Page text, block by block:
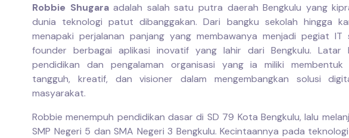
Robbie Shugaraadalah salah satu putra daerah Bengkulu yang
dunia teknologi patut dibanggakan. Dari bangku sekolah hingga
menapaki perjalanan panjang yang membawanya menjadi pegiat IT
founder berbagai aplikasi inovatif yang lahir dari Bengkulu. Latar
pendidikan dan pengalaman organisasi yang ia miliki membentuk
tangguh, kreatif, dan visioner dalam mengembangkan solusi
masyarakat.
Robbie menempuh pendidikan dasar di SD 79 Kota Bengkulu, lalu
SMP Negeri 5 dan SMA Negeri 3 Bengkulu. Kecintaannya pada